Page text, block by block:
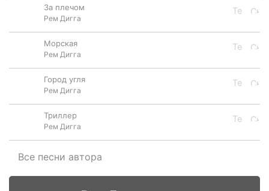
За плечом
Рем Дигга
Морская
Рем Дигга
Город угля
Рем Дигга
Триллер
Рем Дигга
Все песни автора